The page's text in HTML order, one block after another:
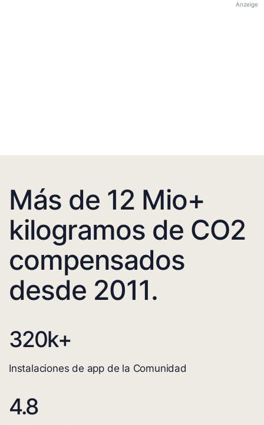
Anzeige
Más de 12 Mio+
kilogramos de CO2
compensados
desde 2011.
320k+
Instalaciones de app de la Comunidad
4.8